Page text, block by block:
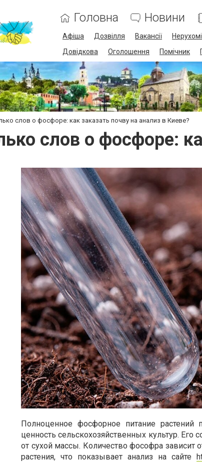
Головна Новини
Афіша Дозвілля Вакансії
Довідкова
Оголошення Помічник
слов о фосфоре: как заказать почву на анализ в Киеве?
слов о фосфоре:
Полноценное фосфорное питание растений
ценность сельскохозяйственных культур. Его
от сухой массы. Количество фософра
растения, что показывает анализ на сайте